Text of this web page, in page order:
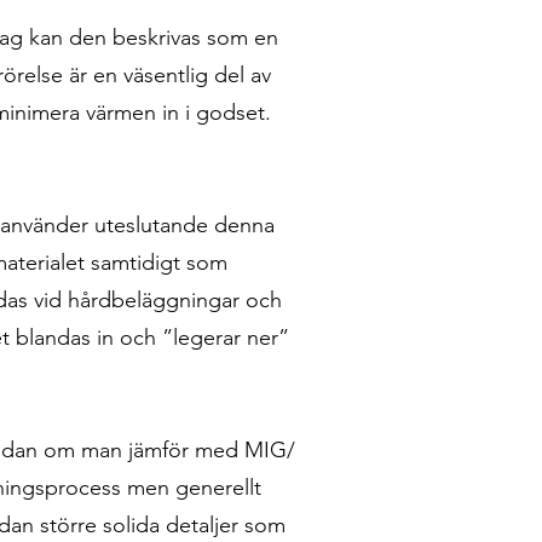
kan den beskrivas som en
är en väsentlig del av
värmen in i godset.
uteslutande denna
samtidigt som
vid hårdbeläggningar och
in och ”legerar ner”
om man jämför med MIG/
men generellt
större solida detaljer som